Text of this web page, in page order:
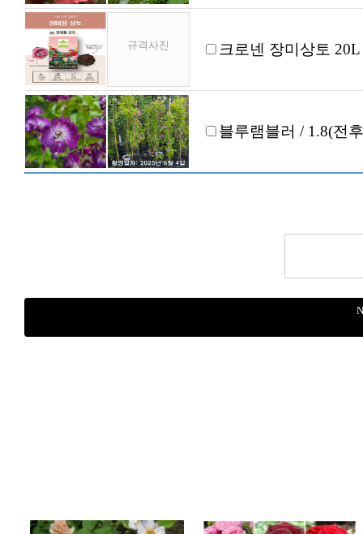
규격사진 크로넨 장미상토 20L
블루램블러 / 1.8(전